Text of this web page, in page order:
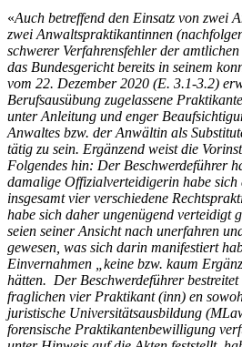
«Auch betreffend den Einsatz von zwei
zwei Anwaltspraktikantinnen
schwerer Verfahrensfehler der
das Bundesgericht bereits in seinem
vom 22. Dezember 2020 (E. 3.1-3.2)
Berufsausübung zugelassene
unter Anleitung und enger
Anwaltes bzw. der Anwältin als
tätig zu sein. Ergänzend weist die
Folgendes hin: Der Beschwerdeführer
damalige Offizialverteidigerin habe
insgesamt vier verschiedene
habe sich daher ungenügend verteidigt
seien seiner Ansicht nach unerfahren
gewesen, was sich darin manifestiert
Einvernahmen „keine bzw. kaum
hätten. Der Beschwerdeführer
fraglichen vier Praktikant (inn) en
juristische Universitätsausbildung
forensische Praktikantenbewilligung